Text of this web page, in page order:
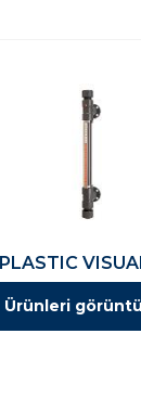
Ürünleri